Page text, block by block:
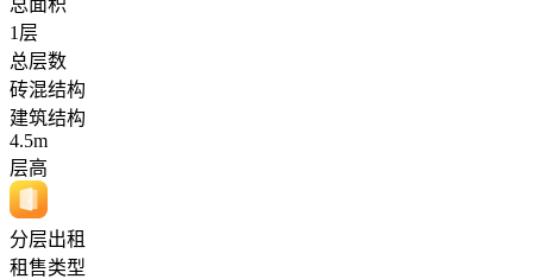
1层
总层数
砖混结构
建筑结构
4.5m
层高
分层出租
租售类型